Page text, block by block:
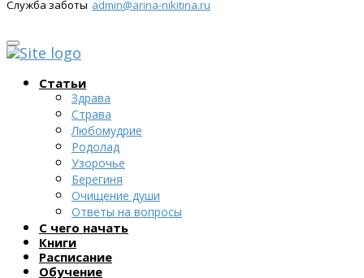
Служба заботы admin@arina-nikitina.ru
Статьи
Здрава
Страва
Любомудрие
Родолад
Узорочье
Берегиня
Очищение души
Ответы на вопросы
С чего начать
Книги
Расписание
Обучение